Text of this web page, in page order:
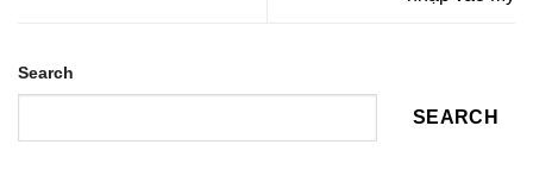
Search
SEARCH